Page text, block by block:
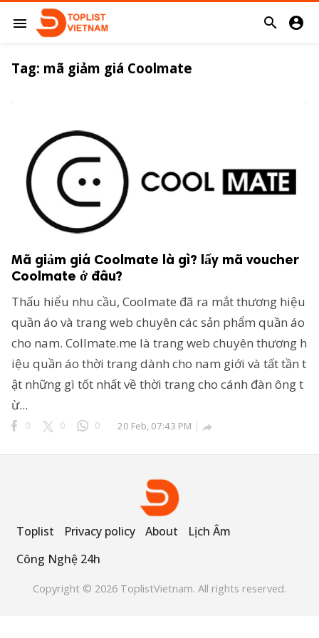
menu  
Nghệ 24h
Tag: mã giảm giá Coolmate
Mã giảm giá Coolmate là gì? lấy mã voucher
Coolmate ở đâu?
Thấu hiểu nhu cầu, Coolmate đã ra mắt thương hiệu
quần áo và trang web chuyên các sản phẩm quần áo
cho nam. Collmate.me là trang web chuyên thương h
iệu quần áo thời trang dành cho nam giới và tất tần t
ật những gì tốt nhất về thời trang cho cánh đàn ông t
ừ...
0 0 0 20 Feb, 07:43 PM 
Toplist Privacy policy About
Lịch Âm
Công Nghệ 24h
Copyright © 2026 ToplistVietnam. All rights reserved.